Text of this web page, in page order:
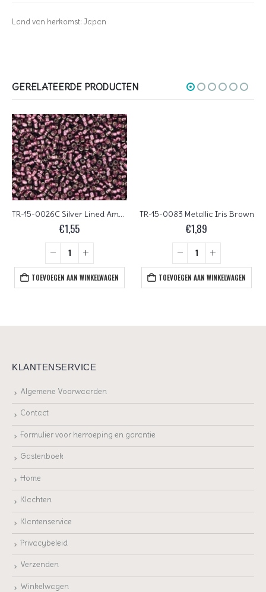
Land van herkomst: Japan
GERELATEERDE PRODUCTEN
TR-15-0026C Silver Lined Amethyst
€1,55
TOEVOEGEN AAN WINKELWAGEN
TR-15-0083 Metallic Iris Brown
€1,89
TOEVOEGEN AAN WINKELWAGEN
KLANTENSERVICE
Algemene Voorwaarden
Contact
Formulier voor herroeping en garantie
Gastenboek
Home
Klachten
Klantenservice
Privacybeleid
Verzenden
Winkelwagen